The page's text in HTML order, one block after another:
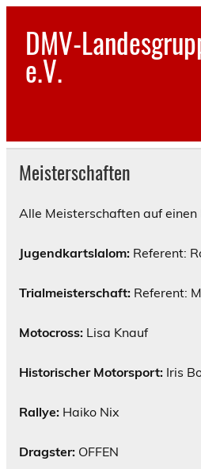
Skip
contentDMV-
e.V.
Meisterschaften
Alle Meisterschaften auf einen
Jugendkartslalom: Referent:
Trialmeisterschaft: Referent:
Motocross: Lisa Knauf
Historischer Motorsport: Iris
Rallye: Haiko Nix
Dragster: OFFEN